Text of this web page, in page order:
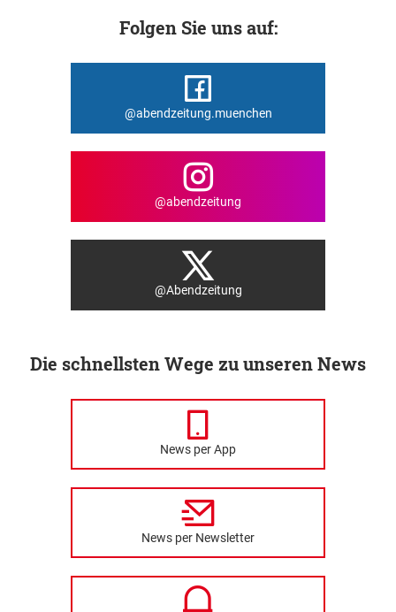
Folgen Sie uns auf:
@abendzeitung.muenchen
@abendzeitung
@Abendzeitung
Die schnellsten Wege zu unseren News
News per App
News per Newsletter